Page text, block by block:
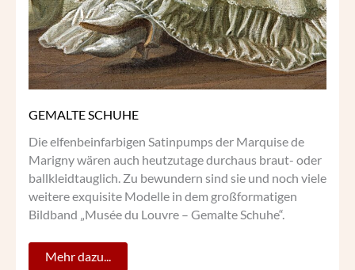
GEMALTE SCHUHE
Die elfenbeinfarbigen Satinpumps der Marquise de
Marigny wären auch heutzutage durchaus braut- oder
ballkleidtauglich. Zu bewundern sind sie und noch viele
weitere exquisite Modelle in dem großformatigen
Bildband „Musée du Louvre – Gemalte Schuhe“.
Mehr dazu...